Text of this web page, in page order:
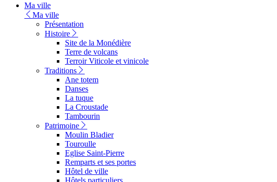
vers
Ma ville
Ma ville
Présentation
Histoire
Site de la Monédière
Terre de volcans
Terroir Viticole et vinicole
Traditions
Ane totem
Danses
La tuque
La Croustade
Tambourin
Patrimoine
Moulin Bladier
Touroulle
Eglise Saint-Pierre
Remparts et ses portes
Hôtel de ville
Hôtels particuliers